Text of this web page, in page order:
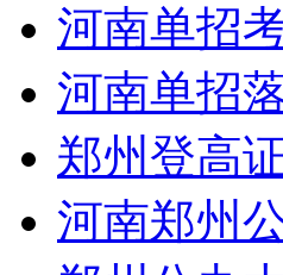
河南单招
河南单招
郑州登高
河南郑州